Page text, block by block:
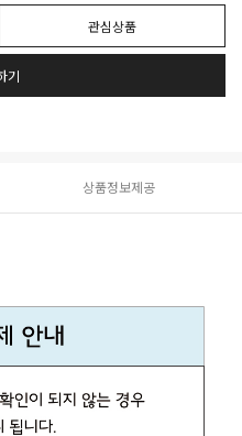
관심상품
기
상품정보제공